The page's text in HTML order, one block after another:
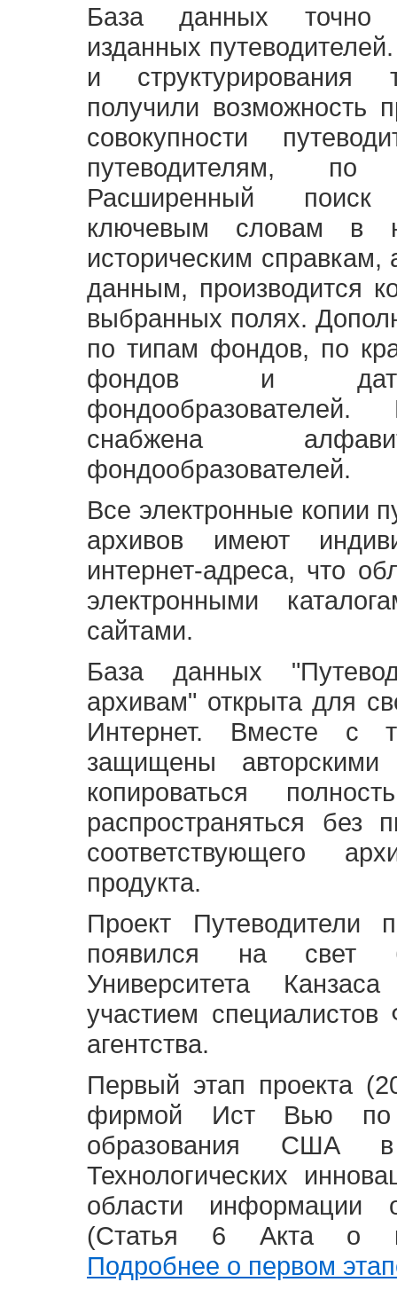
База данных точно
изданных
и структурирования
получили возможность
совокупности
путеводителям,
Расширенный
ключевым словам в
историческим
данным, производится
выбранных полях.
по типам фондов, по
фондов и
снабжена
фондообразователей.
Все электронные копии
архивов имеют
интернет-адреса, что
электронными
сайтами.
База данных
архивам" открыта для
Интернет. Вместе с
защищены
копироваться
распространяться без
соответствующего
продукта.
Проект Путеводители
появился на свет
Университета
участием специалистов
агентства.
Первый этап проекта
фирмой Ист Вью по
образования США
Технологических
области информации
(Статья 6 Акта о
Подробнее о первом